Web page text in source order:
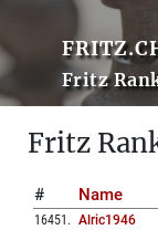
Fritz
Fritz
# Name
16451 . Alric1946